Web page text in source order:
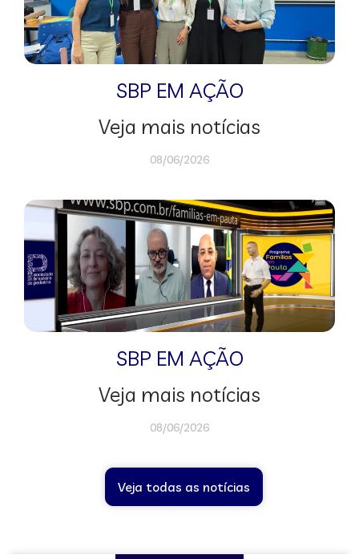
SBP EM AÇÃO
Veja mais notícias
08/06/2026
SBP EM AÇÃO
Veja mais notícias
08/06/2026
Veja todas as notícias